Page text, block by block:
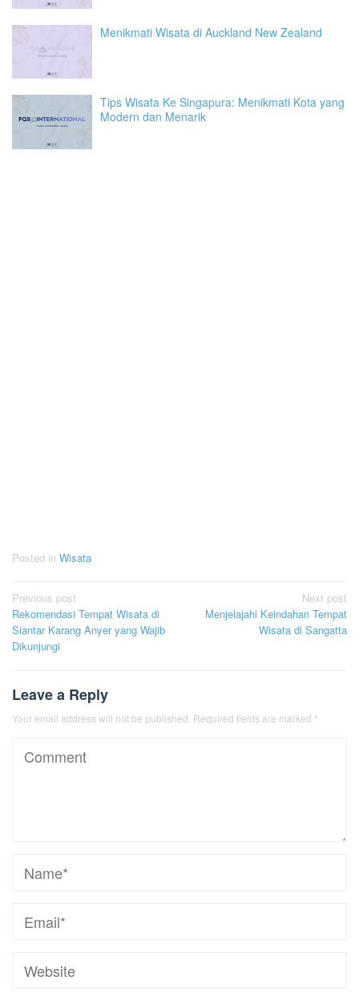
Menikmati Wisata di Auckland New Zealand
Tips Wisata Ke Singapura: Menikmati Kota yang
Modern dan Menarik
Posted in Wisata
Post
navigation
Previous post
Rekomendasi Tempat Wisata di
Siantar Karang Anyer yang Wajib
Dikunjungi
Next post
Menjelajahi Keindahan Tempat
Wisata di Sangatta
Leave a Reply
Your email address will not be published. Required fields are marked *